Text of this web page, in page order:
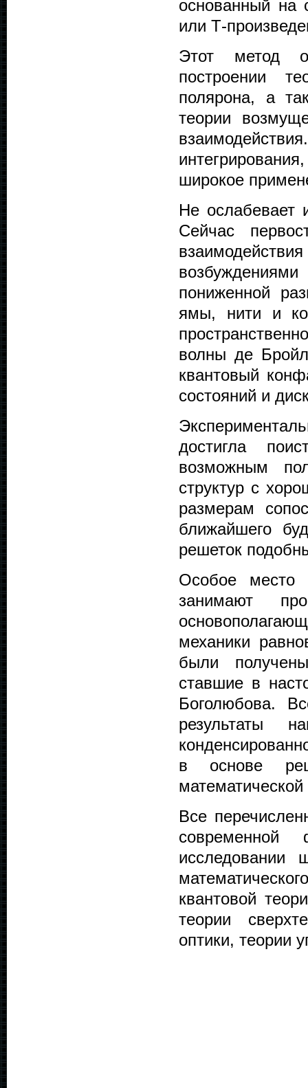
основанный на
или Т-
Этот метод
построении
полярона, а
теории
широкое
Не ослабевает
Сейчас
возбуждениями
пониженной
ямы, нити и
волны де
квантовый
состояний и
достигла
возможным
структур с
размерам
ближайшего
решеток
Особое место
занимают
механики
были
ставшие в
Боголюбова.
результаты
в основе
Все
исследовании
квантовой
теории
оптики, теории